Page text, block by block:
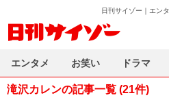
日刊サイゾー｜エン
滝沢カレンの記事一覧 (21件)
エンタメ お笑い ドラマ